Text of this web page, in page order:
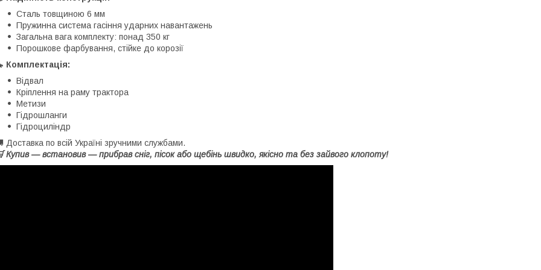
Сталь товщиною 6 мм
Пружинна система гасіння ударних навантажень
Загальна вага комплекту: понад 350 кг
Порошкове фарбування, стійке до корозії
Комплектація:
Відвал
Кріплення на раму трактора
Метизи
Гідрошланги
Гідроциліндр
Доставка по всій Україні зручними службами.
Купив — встановив — прибрав сніг, пісок або щебінь швидко, якісно та без зайвого клопоту!